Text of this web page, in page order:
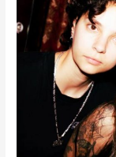
to
świeto
metalu.